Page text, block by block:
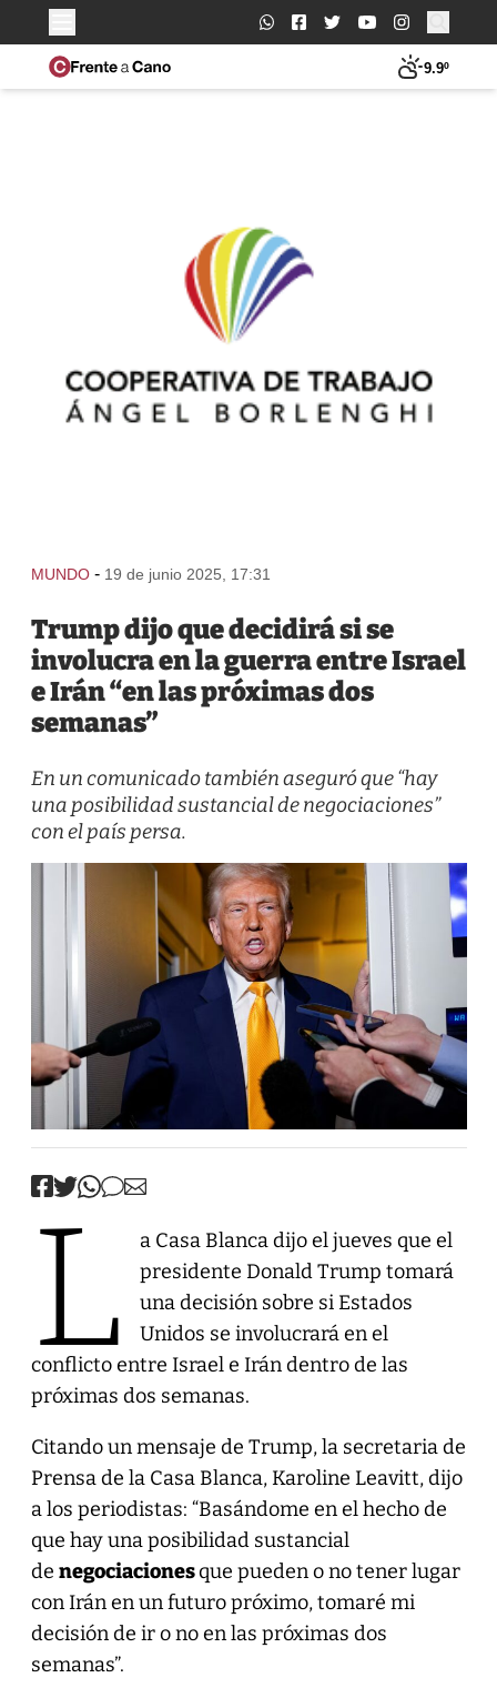
Buscar:
9.9º
MUNDO - 19 de junio 2025, 17:31
Trump dijo que decidirá si se
involucra en la guerra entre Israel
e Irán “en las próximas dos
semanas”
En un comunicado también aseguró que “hay
una posibilidad sustancial de negociaciones”
con el país persa.
L
a Casa Blanca dijo el jueves que el
presidente Donald Trump tomará
una decisión sobre si Estados
Unidos se involucrará en el
conflicto entre Israel e Irán dentro de las
próximas dos semanas.
Citando un mensaje de Trump, la secretaria de
Prensa de la Casa Blanca, Karoline Leavitt, dijo
a los periodistas: “Basándome en el hecho de
que hay una posibilidad sustancial
de negociacionesque pueden o no tener lugar
con Irán en un futuro próximo, tomaré mi
decisión de ir o no en las próximas dos
semanas”.